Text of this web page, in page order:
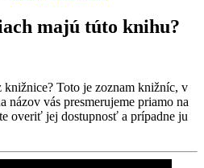
majú túto knihu?
Toto je zoznam knižníc, v
vás presmerujeme priamo na
overiť jej dostupnosť a prípadne ju